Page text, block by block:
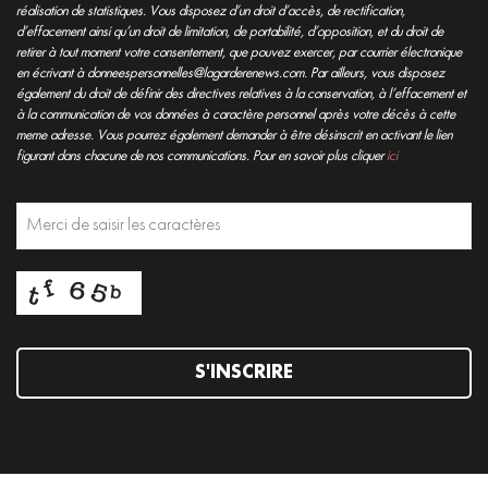
réalisation de statistiques. Vous disposez d’un droit d’accès, de rectification,
d’effacement ainsi qu’un droit de limitation, de portabilité, d’opposition, et du droit de
retirer à tout moment votre consentement, que pouvez exercer, par courrier électronique
en écrivant à donneespersonnelles@lagarderenews.com. Par ailleurs, vous disposez
également du droit de définir des directives relatives à la conservation, à l’effacement et
à la communication de vos données à caractère personnel après votre décès à cette
meme adresse. Vous pourrez également demander à être désinscrit en activant le lien
figurant dans chacune de nos communications. Pour en savoir plus cliquerici
S'INSCRIRE